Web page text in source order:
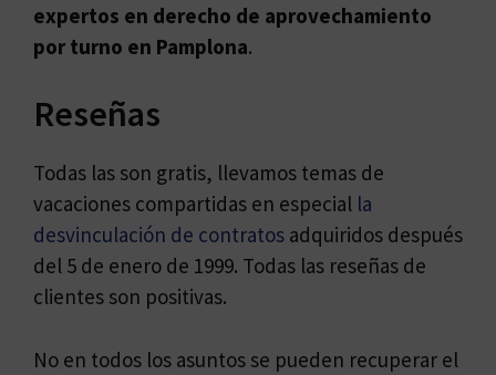
expertos en derecho de aprovechamiento
por turno en Pamplona.
Reseñas
Todas las son gratis, llevamos temas de
vacaciones compartidas en especial la
desvinculación de contratos adquiridos después
del 5 de enero de 1999. Todas las reseñas de
clientes son positivas.
No en todos los asuntos se pueden recuperar el